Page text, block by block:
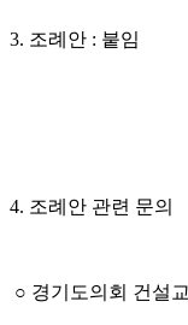
3. 조례안 : 붙임
4. 조례안 관련 문의
○ 경기도의회 건설